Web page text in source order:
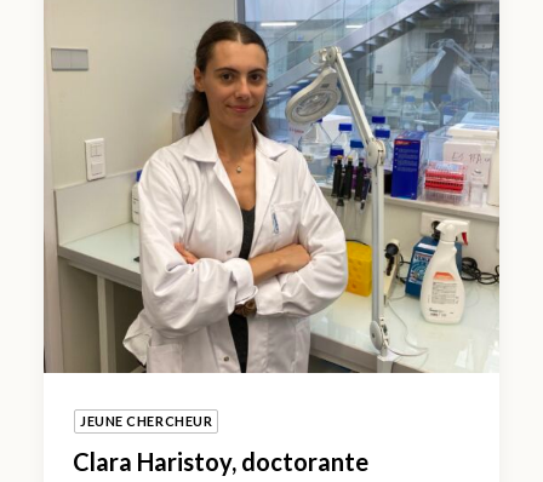
JEUNE CHERCHEUR
Clara Haristoy, doctorante